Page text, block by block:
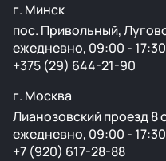
г. Минск
пос. Привольный,
ежедневно, 09:00 - 17:30
+375 (29) 644-21-90
г. Москва
Лианозовский проезд 8
ежедневно, 09:00 - 17:30
+7 (920) 617-28-88